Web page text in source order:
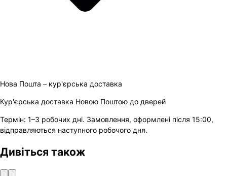
Нова Пошта – кур'єрська доставка
Кур'єрська доставка Новою Поштою до дверей
Термін: 1–3 робочих дні. Замовлення, оформлені після 15:00,
відправляються наступного робочого дня.
Дивіться також